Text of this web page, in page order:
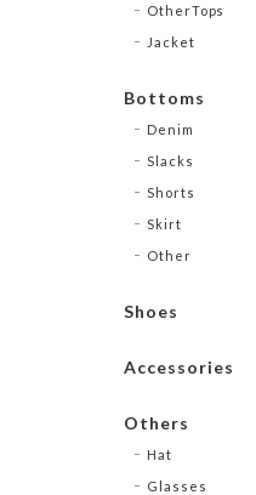
OtherTops
Jacket
Bottoms
Denim
Slacks
Shorts
Skirt
Other
Shoes
Accessories
Others
Hat
Glasses